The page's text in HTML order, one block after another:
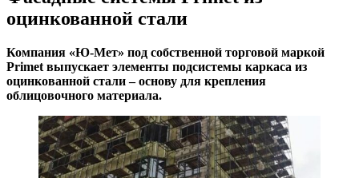
оцинкованной стали
Компания «Ю-Мет» под собственной торговой маркой
Primet выпускает элементы подсистемы каркаса из
оцинкованной стали – основу для крепления
облицовочного материала.